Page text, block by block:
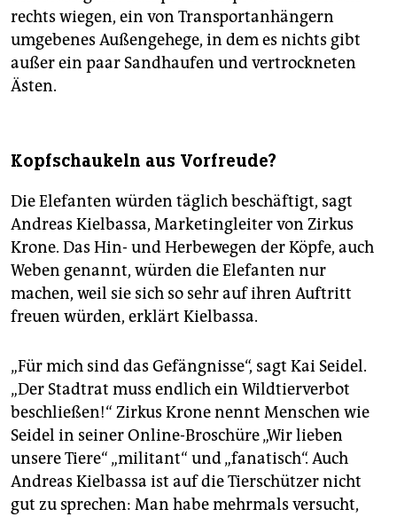
rechts wiegen, ein von Transportanhängern
umgebenes Außengehege, in dem es nichts gibt
außer ein paar Sandhaufen und vertrockneten
Ästen.
Kopfschaukeln aus Vorfreude?
Die Elefanten würden täglich beschäftigt, sagt
Andreas Kielbassa, Marketingleiter von Zirkus
Krone. Das Hin- und Herbewegen der Köpfe, auch
Weben genannt, würden die Elefanten nur
machen, weil sie sich so sehr auf ihren Auftritt
freuen würden, erklärt Kielbassa.
„Für mich sind das Gefängnisse“, sagt Kai Seidel.
„Der Stadtrat muss endlich ein Wildtierverbot
beschließen!“ Zirkus Krone nennt Menschen wie
Seidel in seiner Online-Broschüre „Wir lieben
unsere Tiere“ „militant“ und „fanatisch“. Auch
Andreas Kielbassa ist auf die Tierschützer nicht
gut zu sprechen: Man habe mehrmals versucht,